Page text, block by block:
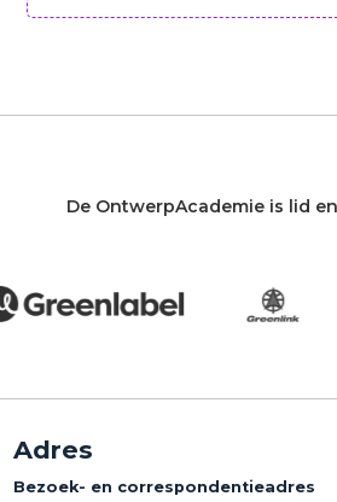
De OntwerpAcademie is lid
Adres
Bezoek- en correspondentieadres